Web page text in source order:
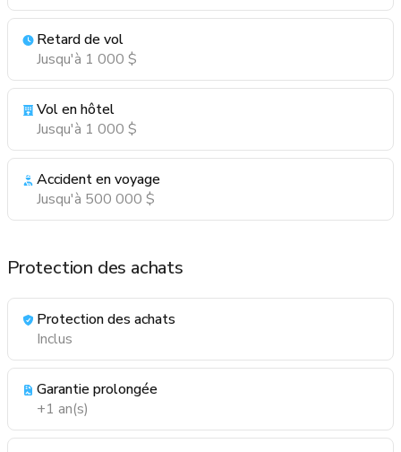
Retard de vol
Jusqu'à 1 000 $
Vol en hôtel
Jusqu'à 1 000 $
Accident en voyage
Jusqu'à 500 000 $
Protection des achats
Protection des achats
Inclus
Garantie prolongée
+1 an(s)